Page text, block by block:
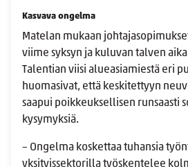
Kasvava ongelma
Matelan mukaan
viime syksyn ja kuluvan talven
Talentian viisi alueasiamiestä eri
huomasivat, että keskitettyyn
saapui poikkeuksellisen runsaasti
kysymyksiä.
– Ongelma koskettaa tuhansia
yksityissektorilla työskentelee